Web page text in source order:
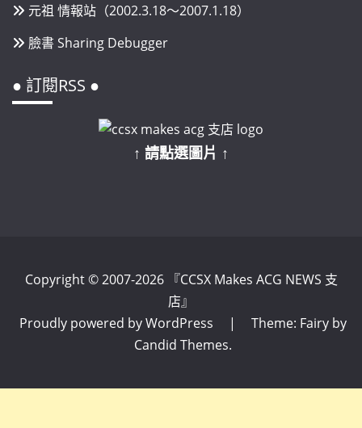
元祖 情報站（2002.3.18～2007.1.18）
臉書 Sharing Debugger
● 訂閱RSS ●
↑ 請點選圖片 ↑
Copyright © 2007-2026 『CCSX Makes ACG NEWS 支
店』
Proudly powered by WordPress
|
Theme: Fairy by
Candid Themes.